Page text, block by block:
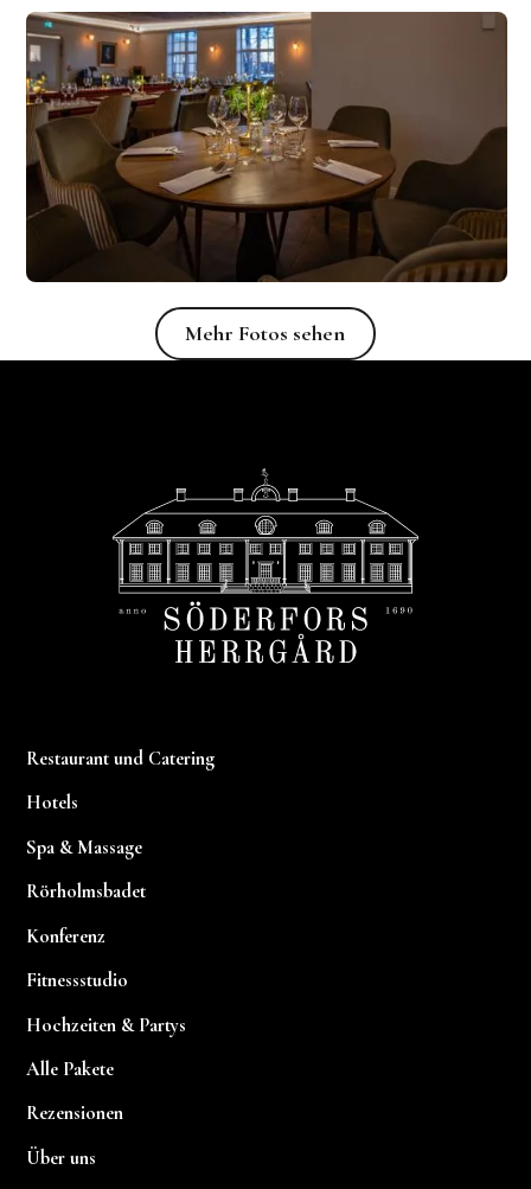
Mehr Fotos sehen
Mehr Fotos sehen
Restaurant und Catering
Hotels
Spa & Massage
Rörholmsbadet
Konferenz
Fitnessstudio
Hochzeiten & Partys
Alle Pakete
Rezensionen
Über uns